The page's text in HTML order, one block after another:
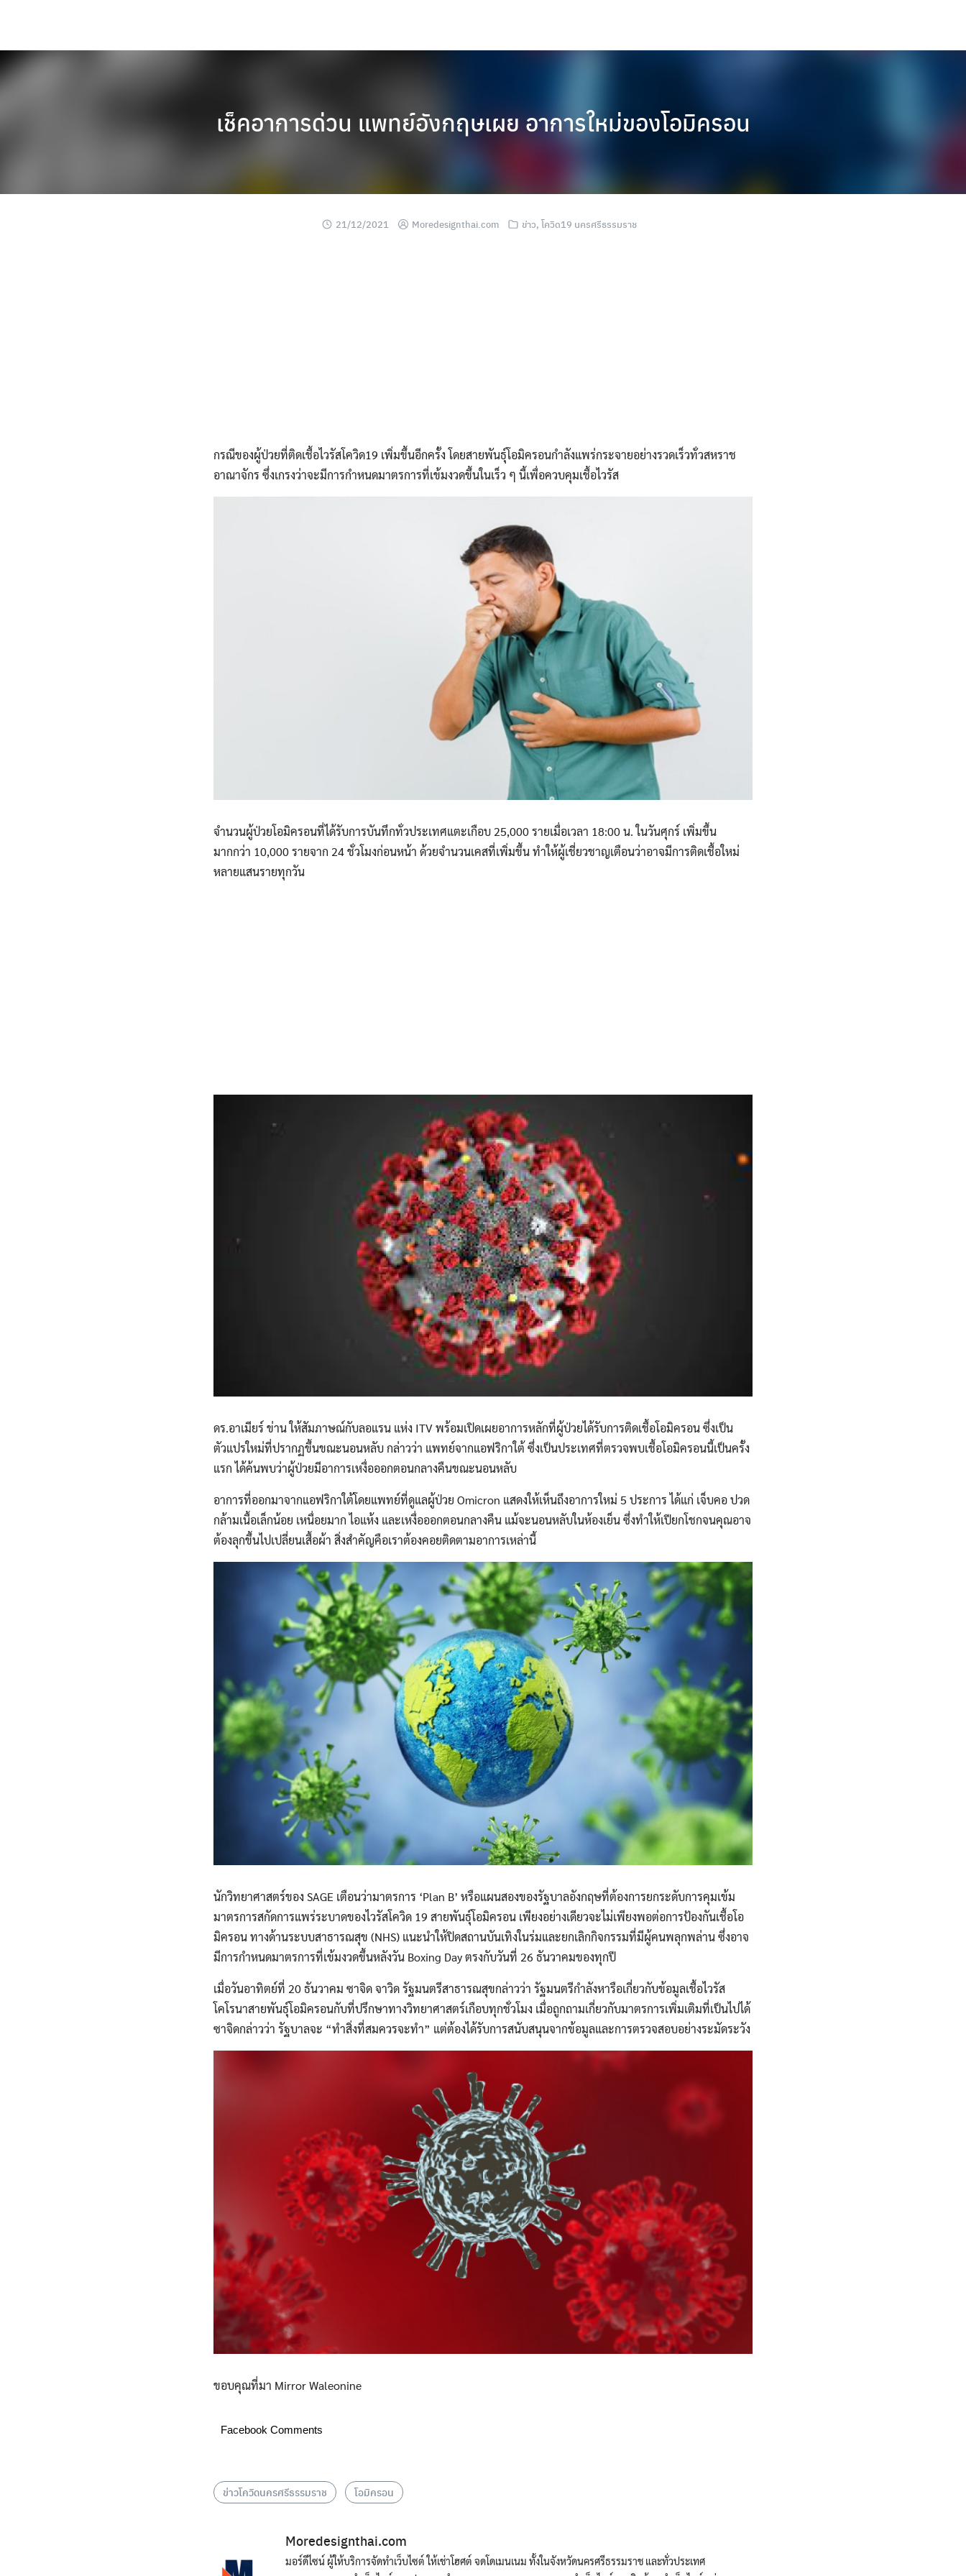
เช็คอาการด่วน แพทย์อังกฤษเผย อาการใหม่ของโอมิครอน
21/12/2021 Moredesignthai.com ข่าว, โควิด19 นครศรีธรรมราช
กรณีของผู้ป่วยที่ติดเชื้อไวรัสโควิด19 เพิ่มขึ้นอีกครั้ง โดยสายพันธุ์โอมิครอนกำลังแพร่กระจายอย่างรวดเร็วทั่วสหราช
อาณาจักร ซึ่งเกรงว่าจะมีการกำหนดมาตรการที่เข้มงวดขึ้นในเร็ว ๆ นี้เพื่อควบคุมเชื้อไวรัส
จำนวนผู้ป่วยโอมิครอนที่ได้รับการบันทึกทั่วประเทศแตะเกือบ 25,000 รายเมื่อเวลา 18:00 น. ในวันศุกร์ เพิ่มขึ้น
มากกว่า 10,000 รายจาก 24 ชั่วโมงก่อนหน้า ด้วยจำนวนเคสที่เพิ่มขึ้น ทำให้ผู้เชี่ยวชาญเตือนว่าอาจมีการติดเชื้อใหม่
หลายแสนรายทุกวัน
ดร.อาเมียร์ ข่าน ให้สัมภาษณ์กับลอแรน แห่ง ITV พร้อมเปิดเผยอาการหลักที่ผู้ป่วยได้รับการติดเชื้อโอมิครอน ซึ่งเป็น
ตัวแปรใหม่ที่ปรากฏขึ้นขณะนอนหลับ กล่าวว่า แพทย์จากแอฟริกาใต้ ซึ่งเป็นประเทศที่ตรวจพบเชื้อโอมิครอนนี้เป็นครั้ง
แรก ได้ค้นพบว่าผู้ป่วยมีอาการเหงื่อออกตอนกลางคืนขณะนอนหลับ
อาการที่ออกมาจากแอฟริกาใต้โดยแพทย์ที่ดูแลผู้ป่วย Omicron แสดงให้เห็นถึงอาการใหม่ 5 ประการ ได้แก่ เจ็บคอ ปวด
กล้ามเนื้อเล็กน้อย เหนื่อยมาก ไอแห้ง และเหงื่อออกตอนกลางคืน แม้จะนอนหลับในห้องเย็น ซึ่งทำให้เปียกโชกจนคุณอาจ
ต้องลุกขึ้นไปเปลี่ยนเสื้อผ้า สิ่งสำคัญคือเราต้องคอยติดตามอาการเหล่านี้
นักวิทยาศาสตร์ของ SAGE เตือนว่ามาตรการ ‘Plan B’ หรือแผนสองของรัฐบาลอังกฤษที่ต้องการยกระดับการคุมเข้ม
มาตรการสกัดการแพร่ระบาดของไวรัสโควิด 19 สายพันธุ์โอมิครอน เพียงอย่างเดียวจะไม่เพียงพอต่อการป้องกันเชื้อโอ
มิครอน ทางด้านระบบสาธารณสุข (NHS) แนะนำให้ปิดสถานบันเทิงในร่มและยกเลิกกิจกรรมที่มีผู้คนพลุกพล่าน ซึ่งอาจ
มีการกำหนดมาตรการที่เข้มงวดขึ้นหลังวัน Boxing Day ตรงกับวันที่ 26 ธันวาคมของทุกปี
เมื่อวันอาทิตย์ที่ 20 ธันวาคม ซาจิด จาวิด รัฐมนตรีสาธารณสุขกล่าวว่า รัฐมนตรีกำลังหารือเกี่ยวกับข้อมูลเชื้อไวรัส
โคโรนาสายพันธุ์โอมิครอนกับที่ปรึกษาทางวิทยาศาสตร์เกือบทุกชั่วโมง เมื่อถูกถามเกี่ยวกับมาตรการเพิ่มเติมที่เป็นไปได้
ซาจิดกล่าวว่า รัฐบาลจะ “ทำสิ่งที่สมควรจะทำ” แต่ต้องได้รับการสนับสนุนจากข้อมูลและการตรวจสอบอย่างระมัดระวัง
ขอบคุณที่มา Mirror Waleonine
Facebook Comments
ข่าวโควิดนครศรีธรรมราช โอมิครอน
Moredesignthai.com
มอร์ดีไซน์ ผู้ให้บริการจัดทำเว็บไซต์ ให้เช่าโฮศต์ จดโดเมนเนม ทั้งในจังหวัดนครศรีธรรมราช และทั่วประเทศ